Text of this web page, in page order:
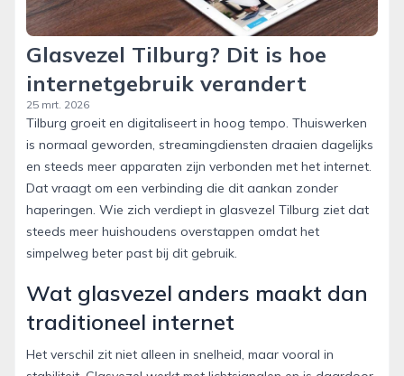
Glasvezel Tilburg? Dit is hoe
internetgebruik verandert
25 mrt. 2026
Tilburg groeit en digitaliseert in hoog tempo. Thuiswerken
is normaal geworden, streamingdiensten draaien dagelijks
en steeds meer apparaten zijn verbonden met het internet.
Dat vraagt om een verbinding die dit aankan zonder
haperingen. Wie zich verdiept in glasvezel Tilburg ziet dat
steeds meer huishoudens overstappen omdat het
simpelweg beter past bij dit gebruik.
Wat glasvezel anders maakt dan
traditioneel internet
Het verschil zit niet alleen in snelheid, maar vooral in